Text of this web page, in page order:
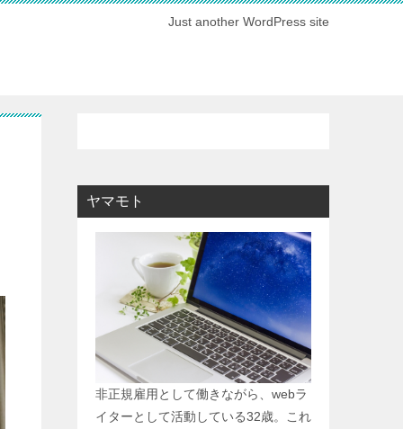
Just another WordPress site
ヤマモト
非正規雇用として働きながら、webラ
イターとして活動している32歳。これ